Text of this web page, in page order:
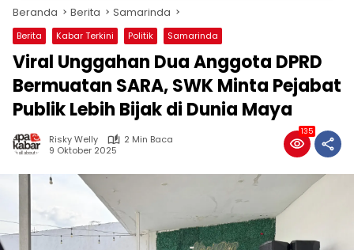
Beranda Berita Samarinda
Berita Kabar Terkini Politik Samarinda
Viral Unggahan Dua Anggota DPRD
Bermuatan SARA, SWK Minta Pejabat
Publik Lebih Bijak di Dunia Maya
Risky Welly
2 Min Baca
9 Oktober 2025
135